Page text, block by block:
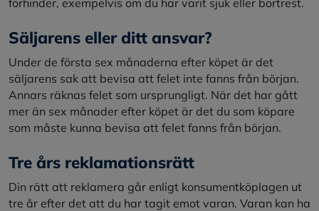
Säljarens eller ditt ansvar?
Under de första sex månaderna efter köpet är det
säljarens sak att bevisa att felet inte fanns från början.
Annars räknas felet som ursprungligt. När det har gått
mer än sex månader efter köpet är det du som köpare
som måste kunna bevisa att felet fanns från början.
Tre års reklamationsrätt
Din rätt att reklamera går enligt konsumentköplagen ut
tre år efter det att du har tagit emot varan. Varan kan ha